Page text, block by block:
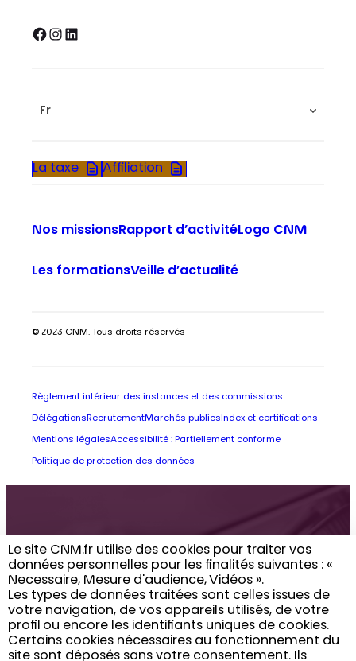
Le site CNM.fr utilise des cookies pour traiter vos
données personnelles pour les finalités suivantes : «
Necessaire, Mesure d'audience, Vidéos ». ​
Les types de données traitées sont celles issues de
votre navigation, de vos appareils utilisés, de votre
profil ou encore les identifiants uniques de cookies. ​
Certains cookies nécessaires au fonctionnement du
site sont déposés sans votre consentement. Ils
Facebook InstagramLinkedIn
Fr
La taxe Affiliation
Nos missionsRapport d’activitéLogo CNM
Les formationsVeille d’actualité
© 2023 CNM. Tous droits réservés
Règlement intérieur des instances et des commissions
Délégations RecrutementMarchés publics Index et certifications
Mentions légalesAccessibilité : Partiellement conforme
Politique de protection des données
Retrouvez toute
l’actualité du CNM
dans votre boîte
email